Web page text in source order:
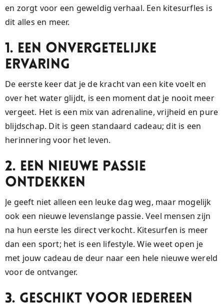
en zorgt voor een geweldig verhaal. Een kitesurfles is
dit alles en meer.
1. Een Onvergetelijke
Ervaring
De eerste keer dat je de kracht van een kite voelt en
over het water glijdt, is een moment dat je nooit meer
vergeet. Het is een mix van adrenaline, vrijheid en pure
blijdschap. Dit is geen standaard cadeau; dit is een
herinnering voor het leven.
2. Een Nieuwe Passie
Ontdekken
Je geeft niet alleen een leuke dag weg, maar mogelijk
ook een nieuwe levenslange passie. Veel mensen zijn
na hun eerste les direct verkocht. Kitesurfen is meer
dan een sport; het is een lifestyle. Wie weet open je
met jouw cadeau de deur naar een hele nieuwe wereld
voor de ontvanger.
3. Geschikt voor Iedereen